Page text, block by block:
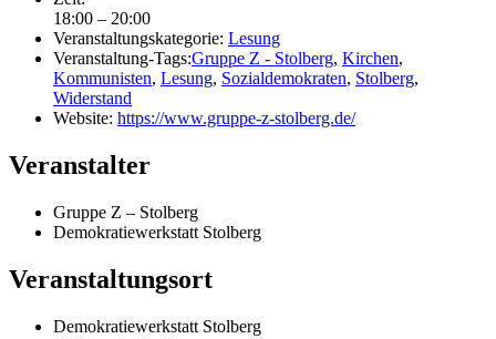
18:00 – 20:00
Veranstaltungskategorie: Lesung
Veranstaltung-Tags:Gruppe Z - Stolberg, Kirchen,
Kommunisten, Lesung, Sozialdemokraten, Stolberg,
Widerstand
Website: https://www.gruppe-z-stolberg.de/
Veranstalter
Gruppe Z – Stolberg
Demokratiewerkstatt Stolberg
Veranstaltungsort
Demokratiewerkstatt Stolberg